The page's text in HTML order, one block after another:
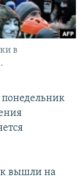
в
понедельник
вышли на